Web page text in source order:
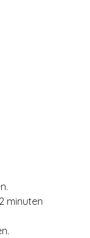
minuten